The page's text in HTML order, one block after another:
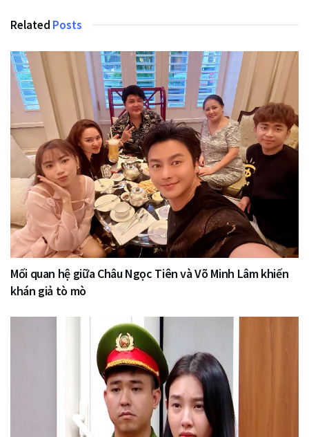
Related Posts
Mối quan hệ giữa Châu Ngọc Tiên và Võ Minh Lâm khiến
khán giả tò mò